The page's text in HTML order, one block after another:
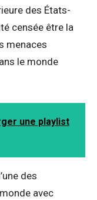
des États-
censée être la
menaces
le monde
une playlist
des
avec